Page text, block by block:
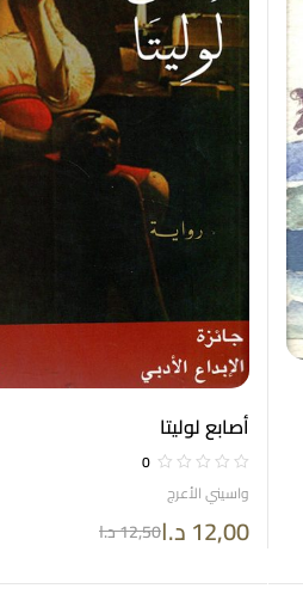
أصابع لوليتا
0
واسيني الأعرج
12,50د.ا 12,00د.ا